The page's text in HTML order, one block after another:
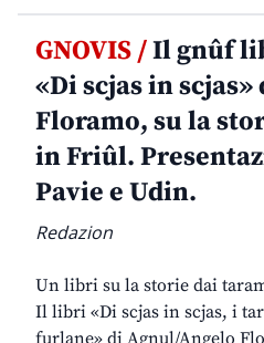
GNOVIS /Il gnûf
«Di scjas in
Floramo, su la
in Friûl.
Pavie e Udin.
Redazion
Un libri su la storie dai
Il libri «Di scjas in scjas, i